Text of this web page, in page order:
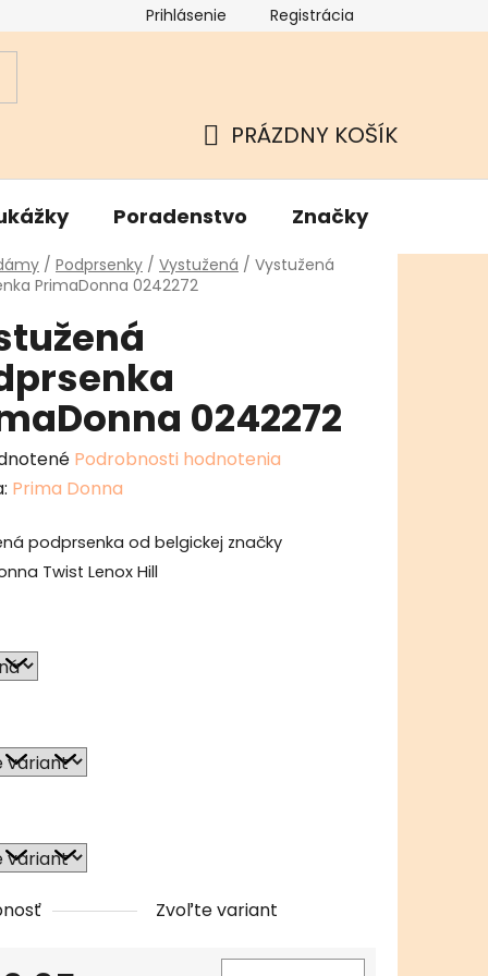
Podmienky ochrany osobných údajov
Prihlásenie Registrácia
KOŠÍK
PRÁZDNY KOŠÍK
Poradenstvo Značky
/ Podprsenky / Vystužená / Vystužená
PrimaDonna 0242272
0242272
Podrobnosti hodnotenia
Prima Donna
podprsenka od belgickej značky
Twist Lenox Hill
Zvoľte variant